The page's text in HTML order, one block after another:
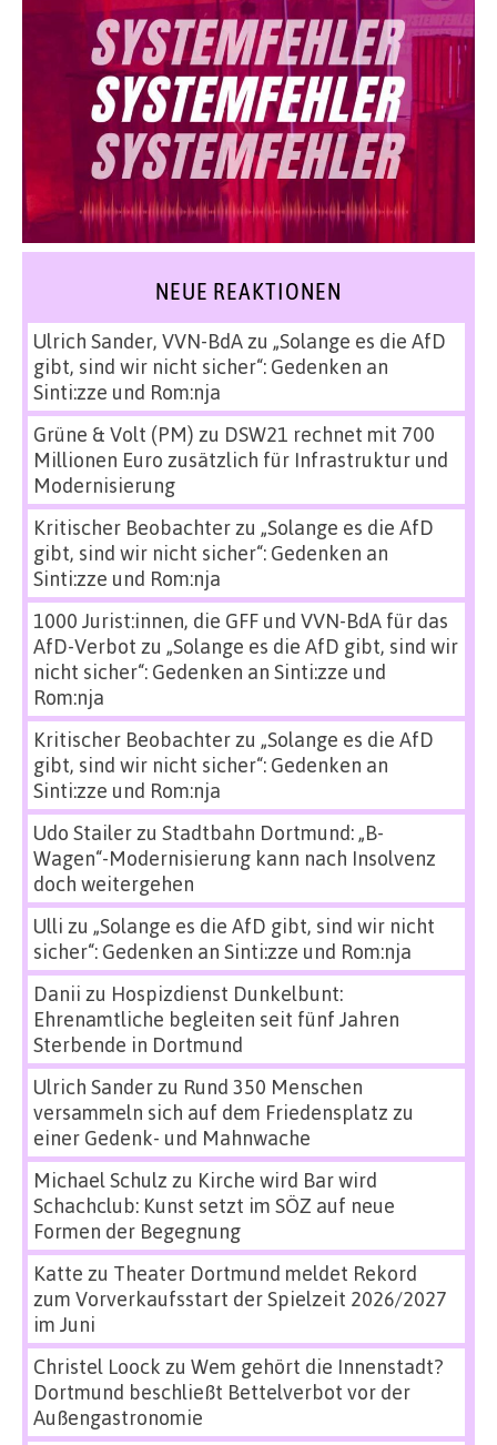
NEUE REAKTIONEN
Ulrich Sander, VVN-BdAzu „Solange es die AfD
gibt, sind wir nicht sicher“: Gedenken an
Sinti:zze und Rom:nja
Grüne & Volt (PM) zu DSW21 rechnet mit 700
Millionen Euro zusätzlich für Infrastruktur und
Modernisierung
Kritischer Beobachterzu „Solange es die AfD
gibt, sind wir nicht sicher“: Gedenken an
Sinti:zze und Rom:nja
1000 Jurist:innen, die GFF und VVN-BdA für das
AfD-Verbot zu „Solange es die AfD gibt, sind wir
nicht sicher“: Gedenken an Sinti:zze und
Rom:nja
Kritischer Beobachterzu „Solange es die AfD
gibt, sind wir nicht sicher“: Gedenken an
Sinti:zze und Rom:nja
Udo Stailerzu Stadtbahn Dortmund: „B-
Wagen“-Modernisierung kann nach Insolvenz
doch weitergehen
Ulli zu „Solange es die AfD gibt, sind wir nicht
sicher“: Gedenken an Sinti:zze und Rom:nja
Danii zu Hospizdienst Dunkelbunt:
Ehrenamtliche begleiten seit fünf Jahren
Sterbende in Dortmund
Ulrich Sanderzu Rund 350 Menschen
versammeln sich auf dem Friedensplatz zu
einer Gedenk- und Mahnwache
Michael Schulz zu Kirche wird Bar wird
Schachclub: Kunst setzt im SÖZ auf neue
Formen der Begegnung
Katte zu Theater Dortmund meldet Rekord
zum Vorverkaufsstart der Spielzeit 2026/2027
im Juni
Christel Loock zu Wem gehört die Innenstadt?
Dortmund beschließt Bettelverbot vor der
Außengastronomie